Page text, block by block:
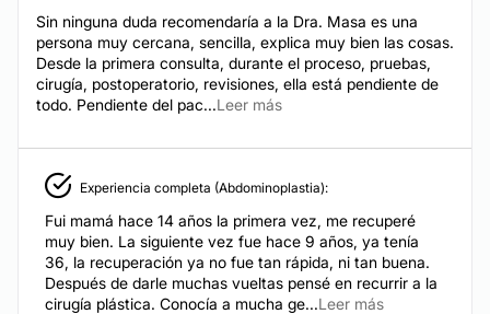
Corrección cicatrices
TRATAMIENTOS ESTÉTICOS
Mesoterapia
Sin ninguna duda recomendaría a la Dra. Masa es una
persona muy cercana, sencilla, explica muy bien las cosas.
Desde la primera consulta, durante el proceso, pruebas,
cirugía, postoperatorio, revisiones, ella está pendiente de
todo. Pendiente del pac...Leer más
Experiencia completa (Abdominoplastia):
Fui mamá hace 14 años la primera vez, me recuperé
muy bien. La siguiente vez fue hace 9 años, ya tenía
36, la recuperación ya no fue tan rápida, ni tan buena.
Después de darle muchas vueltas pensé en recurrir a la
cirugía plástica. Conocía a mucha ge...Leer más